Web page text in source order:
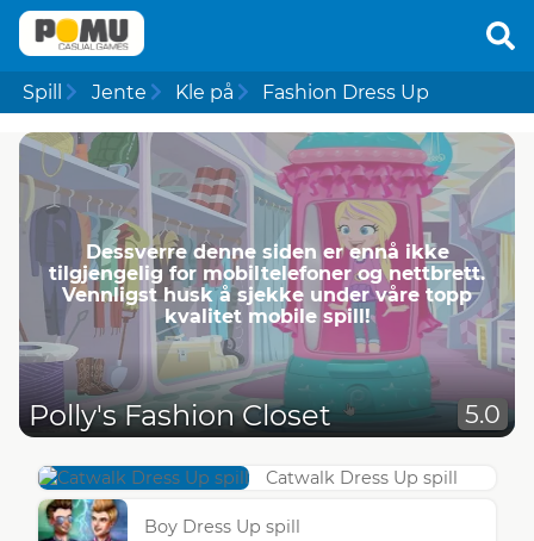
Spill Jente Kle på Fashion Dress Up
Dessverre denne siden er ennå ikke
tilgjengelig for mobiltelefoner og nettbrett.
Vennligst husk å sjekke under våre topp
kvalitet mobile spill!
Polly's Fashion Closet 5.0
Catwalk Dress Up spill
Boy Dress Up spill